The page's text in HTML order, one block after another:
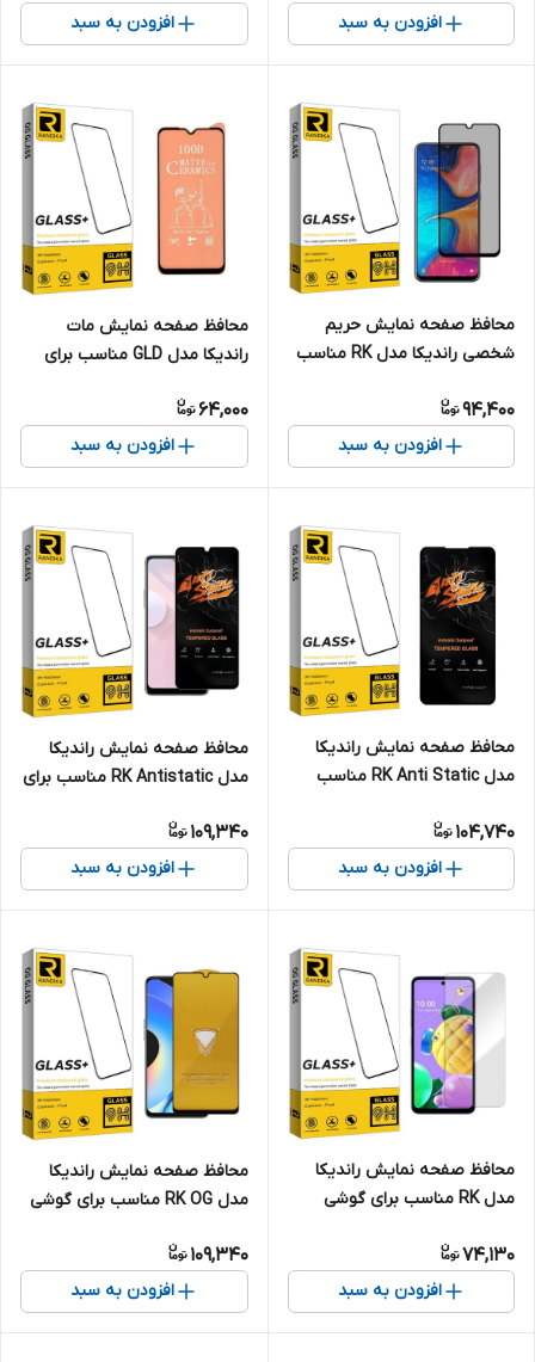
افزودن به سبد افزودن به سبد
محافظ صفحه نمایش حریم
شخصی راندیکا مدل RK مناسب
Galaxy A20
94,400
افزودن به سبد
محافظ صفحه نمایش مات
راندیکا مدل GLD مناسب برای
A50
64,000
افزودن به سبد
محافظ صفحه نمایش راندیکا
مدل RK Anti Static مناسب
Galaxy F52 5G
104,740
افزودن به سبد
محافظ صفحه نمایش راندیکا
مدل RK Antistatic مناسب برای
20 Plus
109,340
افزودن به سبد
محافظ صفحه نمایش راندیکا
مدل RK مناسب برای گوشی
74,130
افزودن به سبد
محافظ صفحه نمایش راندیکا
مدل RK OG مناسب برای گوشی
109,340
افزودن به سبد